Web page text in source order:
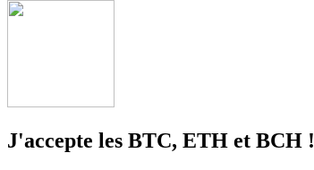
J'accepte les BTC, ETH et BCH !